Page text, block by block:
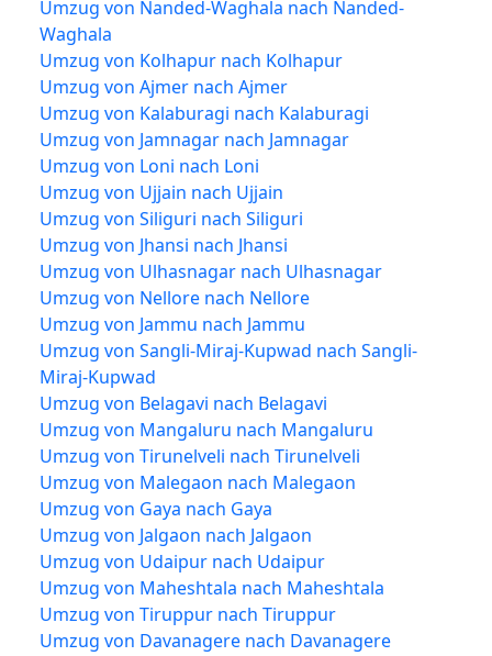
Umzug von Nanded-Waghala nach Nanded-
Waghala
Umzug von Kolhapur nach Kolhapur
Umzug von Ajmer nach Ajmer
Umzug von Kalaburagi nach Kalaburagi
Umzug von Jamnagar nach Jamnagar
Umzug von Loni nach Loni
Umzug von Ujjain nach Ujjain
Umzug von Siliguri nach Siliguri
Umzug von Jhansi nach Jhansi
Umzug von Ulhasnagar nach Ulhasnagar
Umzug von Nellore nach Nellore
Umzug von Jammu nach Jammu
Umzug von Sangli-Miraj-Kupwad nach Sangli-
Miraj-Kupwad
Umzug von Belagavi nach Belagavi
Umzug von Mangaluru nach Mangaluru
Umzug von Tirunelveli nach Tirunelveli
Umzug von Malegaon nach Malegaon
Umzug von Gaya nach Gaya
Umzug von Jalgaon nach Jalgaon
Umzug von Udaipur nach Udaipur
Umzug von Maheshtala nach Maheshtala
Umzug von Tiruppur nach Tiruppur
Umzug von Davanagere nach Davanagere